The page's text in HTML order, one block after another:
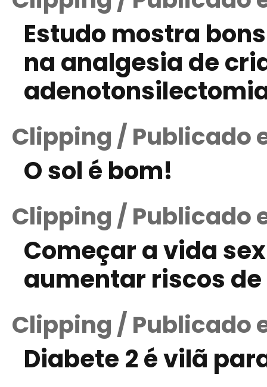
Estudo mostra
na analgesia de
Clipping / Publicado
O sol é bom!
Clipping / Publicado
Começar a vida
aumentar riscos de
Clipping / Publicado
Diabete 2 é vilã